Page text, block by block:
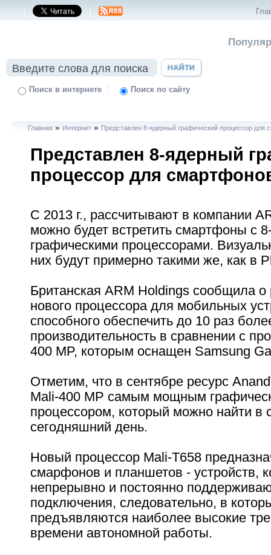
| |
Поиск в интернете | Поиск по сайту
Главная » Интернет » Представлен 8-ядерный графический процессор для
Представлен 8-ядерный
процессор для
C 2013 г., рассчитывают в компании
можно будет встретить смартфоны с
графическими процессорами.
них будут примерно такими же, как в
Британская ARM Holdings сообщила о
нового процессора для мобильных
способного обеспечить до 10 раз
производительность в сравнении с
400 MP, которым оснащен Samsung
Отметим, что в сентябре ресурс
Mali-400 MP самым мощным
процессором, который можно найти в
сегодняшний день.
Новый процессор Mali-T658
смарфонов и планшетов - устройств,
непрерывно и постоянно
подключения, следовательно, в
предъявляются наиболее высокие
времени автономной работы.